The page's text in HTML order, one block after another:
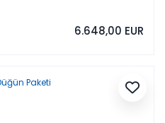
6.648,00 EUR